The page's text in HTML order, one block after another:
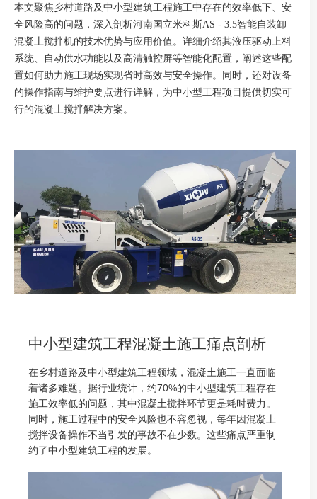
本文聚焦乡村道路及中小型建筑工程施工中存在的效率低下、安
全风险高的问题，深入剖析河南国立米科斯AS - 3.5智能自装卸
混凝土搅拌机的技术优势与应用价值。详细介绍其液压驱动上料
系统、自动供水功能以及高清触控屏等智能化配置，阐述这些配
置如何助力施工现场实现省时高效与安全操作。同时，还对设备
的操作指南与维护要点进行详解，为中小型工程项目提供切实可
行的混凝土搅拌解决方案。
中小型建筑工程混凝土施工痛点剖析
在乡村道路及中小型建筑工程领域，混凝土施工一直面临
着诸多难题。据行业统计，约70%的中小型建筑工程存在
施工效率低的问题，其中混凝土搅拌环节更是耗时费力。
同时，施工过程中的安全风险也不容忽视，每年因混凝土
搅拌设备操作不当引发的事故不在少数。这些痛点严重制
约了中小型建筑工程的发展。